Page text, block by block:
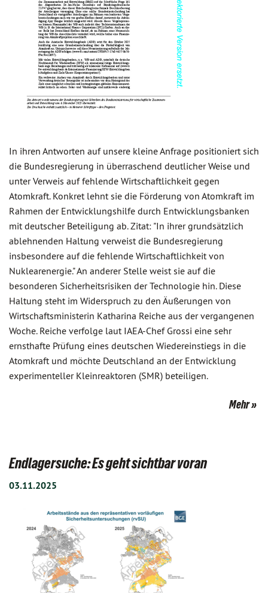
In ihren Antworten auf unsere kleine Anfrage positioniert sich
die Bundesregierung in überraschend deutlicher Weise und
unter Verweis auf fehlende Wirtschaftlichkeit gegen
Atomkraft. Konkret lehnt sie die Förderung von Atomkraft im
Rahmen der Entwicklungshilfe durch Entwicklungsbanken
mit deutscher Beteiligung ab. Zitat: "In ihrer grundsätzlich
ablehnenden Haltung verweist die Bundesregierung
insbesondere auf die fehlende Wirtschaftlichkeit von
Nuklearenergie." An anderer Stelle weist sie auf die
besonderen Sicherheitsrisiken der Technologie hin. Diese
Haltung steht im Widerspruch zu den Äußerungen von
Wirtschaftsministerin Katharina Reiche aus der vergangenen
Woche. Reiche verfolge laut IAEA-Chef Grossi eine sehr
ernsthafte Prüfung eines deutschen Wiedereinstiegs in die
Atomkraft und möchte Deutschland an der Entwicklung
experimenteller Kleinreaktoren (SMR) beteiligen.
Mehr
Endlagersuche: Es geht sichtbar voran
03.11.2025